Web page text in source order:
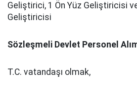
Geliştirici, 1 Ön Yüz Geliştiricisi
Geliştiricisi
Sözleşmeli Devlet Personel
T.C. vatandaşı olmak,